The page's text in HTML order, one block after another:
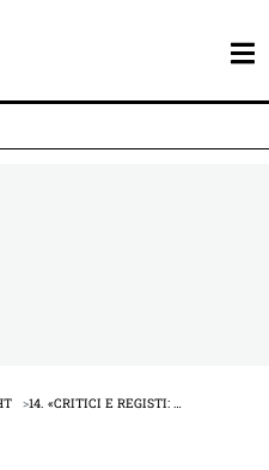
14. «CRITICI E REGISTI: …